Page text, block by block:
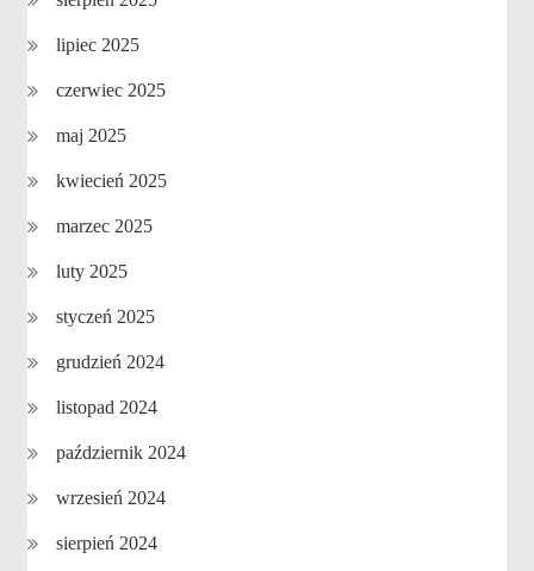
lipiec 2025
czerwiec 2025
maj 2025
kwiecień 2025
marzec 2025
luty 2025
styczeń 2025
grudzień 2024
listopad 2024
październik 2024
wrzesień 2024
sierpień 2024